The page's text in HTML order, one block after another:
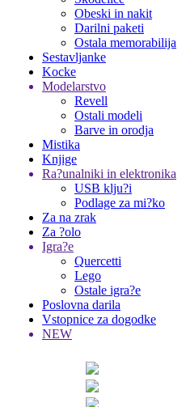
Obeski in nakit
Darilni paketi
Ostala memorabilija
Sestavljanke
Kocke
Modelarstvo
Revell
Ostali modeli
Barve in orodja
Mistika
Knjige
Ra?unalniki in elektronika
USB klju?i
Podlage za mi?ko
Za na zrak
Za ?olo
Igra?e
Quercetti
Lego
Ostale igra?e
Poslovna darila
Vstopnice za dogodke
NEW